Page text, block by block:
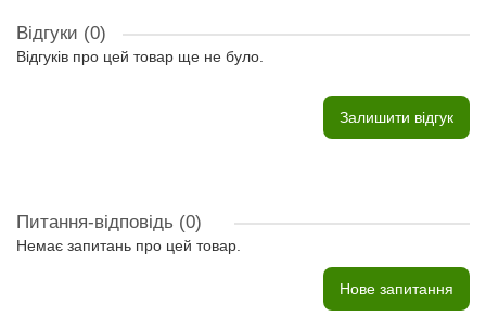
Відгуки (0)
Відгуків про цей товар ще не було.
Залишити відгук
Питання-відповідь (0)
Немає запитань про цей товар.
Нове запитання